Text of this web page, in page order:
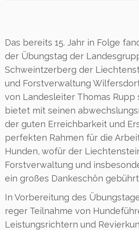
Das bereits 15. Jahr in Folge
der Übungstag der
Schweintzerberg der
und Forstverwaltung
von Landesleiter Thomas Rupp
bietet mit seinen
der guten Erreichbarkeit und
perfekten Rahmen für die
Hunden, wofür der
Forstverwaltung und
ein großes Dankeschön
In Vorbereitung des
reger Teilnahme von
Leistungsrichtern und